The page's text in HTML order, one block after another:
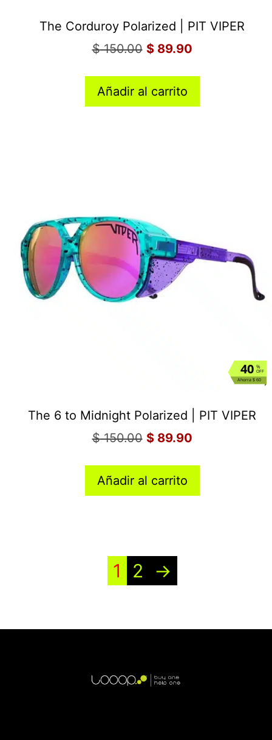
The Corduroy Polarized | PIT VIPER
$150.00 $89.90
Añadir al carrito
%
OFF
40
Ahorra $ 60
The 6 to Midnight Polarized | PIT VIPER
$150.00 $89.90
Añadir al carrito
1 2 →